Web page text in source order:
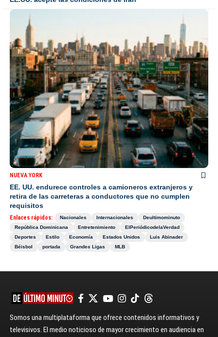
NUEVA YORK
EE. UU. endurece controles a camioneros extranjeros y
retira de las carreteras a conductores que no cumplen
requisitos
Enlaces rápidos: Nacionales Internacionales
Deultimominuto
República Dominicana
Entretenimiento
ElPeriódicodelaVerdad
Deportes
Estilo Economía Estados Unidos
Luis Abinader
Béisbol
portada Grandes Ligas MLB
Somos una multiplataforma que ofrece contenidos informativos y
televisivos. El medio noticioso de mayor crecimiento en audiencia en